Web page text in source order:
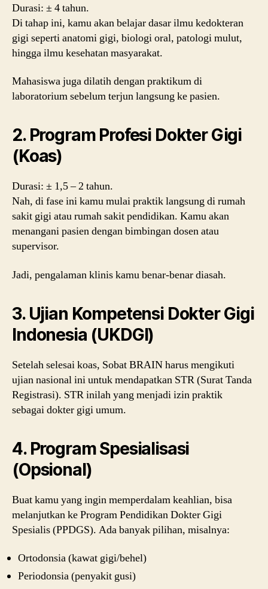
Durasi: ± 4 tahun.
Di tahap ini, kamu akan belajar dasar ilmu kedokteran
gigi seperti anatomi gigi, biologi oral, patologi mulut,
hingga ilmu kesehatan masyarakat.
Mahasiswa juga dilatih dengan praktikum di
laboratorium sebelum terjun langsung ke pasien.
2. Program Profesi Dokter Gigi
(Koas)
Durasi: ± 1,5 – 2 tahun.
Nah, di fase ini kamu mulai praktik langsung di rumah
sakit gigi atau rumah sakit pendidikan. Kamu akan
menangani pasien dengan bimbingan dosen atau
supervisor.
Jadi, pengalaman klinis kamu benar-benar diasah.
3. Ujian Kompetensi Dokter Gigi
Indonesia (UKDGI)
Setelah selesai koas, Sobat BRAIN harus mengikuti
ujian nasional ini untuk mendapatkan STR (Surat Tanda
Registrasi). STR inilah yang menjadi izin praktik
sebagai dokter gigi umum.
4. Program Spesialisasi
(Opsional)
Buat kamu yang ingin memperdalam keahlian, bisa
melanjutkan ke Program Pendidikan Dokter Gigi
Spesialis (PPDGS). Ada banyak pilihan, misalnya:
Ortodonsia (kawat gigi/behel)
Periodonsia (penyakit gusi)